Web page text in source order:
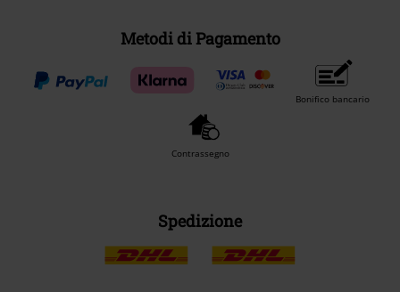
Metodi di Pagamento
Bonifico bancario
Contrassegno
Spedizione